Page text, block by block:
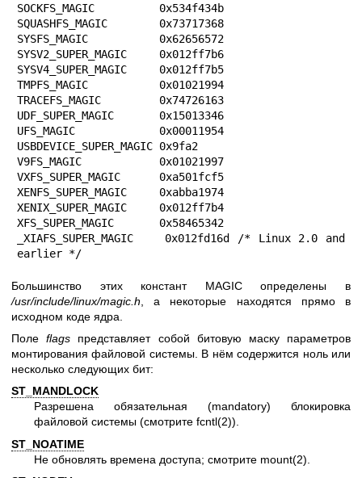
SOCKFS_MAGIC          0x534f434b
SQUASHFS_MAGIC        0x73717368
SYSFS_MAGIC           0x62656572
SYSV2_SUPER_MAGIC     0x012ff7b6
SYSV4_SUPER_MAGIC     0x012ff7b5
TMPFS_MAGIC           0x01021994
TRACEFS_MAGIC         0x74726163
UDF_SUPER_MAGIC       0x15013346
UFS_MAGIC             0x00011954
USBDEVICE_SUPER_MAGIC 0x9fa2
V9FS_MAGIC            0x01021997
VXFS_SUPER_MAGIC      0xa501fcf5
XENFS_SUPER_MAGIC     0xabba1974
XENIX_SUPER_MAGIC     0x012ff7b4
XFS_SUPER_MAGIC       0x58465342
_XIAFS_SUPER_MAGIC    0x012fd16d /* Linux 2.0 and
earlier */
Большинство этих констант MAGIC определены в
/usr/include/linux/magic.h , а некоторые находятся прямо в
исходном коде ядра.
Полеflags представляет собой битовую маску параметров
монтирования файловой системы. В нём содержится ноль или
несколько следующих бит:
ST_MANDLOCK
Разрешена обязательная (mandatory) блокировка
файловой системы (смотрите fcntl(2)).
ST_NOATIME
Не обновлять времена доступа; смотрите mount(2)